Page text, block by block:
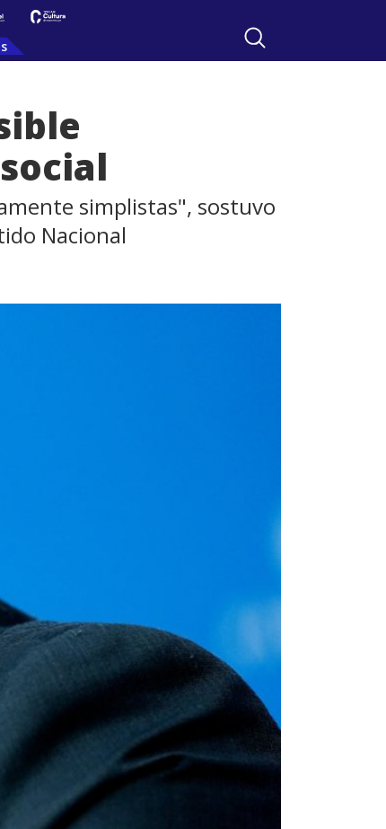
simplistas", sostuvo
Nacional